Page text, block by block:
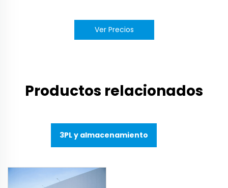
Ver Precios
Productos relacionados
3PL y almacenamiento